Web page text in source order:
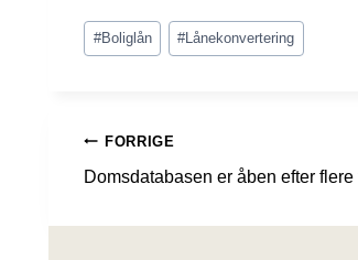
Indlæg-
tags:
#Boliglån #Lånekonvertering
INDLÆGSNAVIGATION
FORRIGE
Domsdatabasen er åben efter